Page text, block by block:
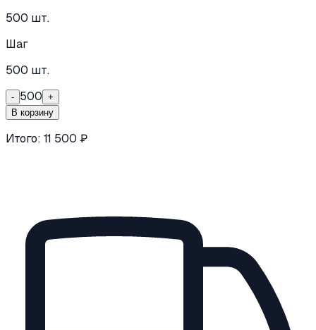
500 шт.
Шаг
500 шт.
- 500 +
В корзину
Итого: 11 500 ₽